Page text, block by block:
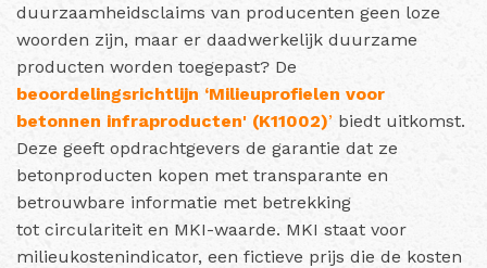
duurzaamheidsclaims van producenten geen loze
woorden zijn, maar er daadwerkelijk duurzame
producten worden toegepast? De
beoordelingsrichtlijn ‘Milieuprofielen voor
betonnen infraproducten' (K11002)’ biedt uitkomst.
Deze geeft opdrachtgevers de garantie dat ze
betonproducten kopen met transparante en
betrouwbare informatie met betrekking
tot circulariteit en MKI-waarde. MKI staat voor
milieukostenindicator, een fictieve prijs die de kosten